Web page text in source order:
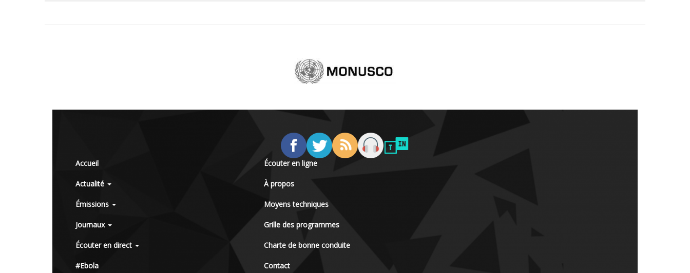
Accueil
Actualité
Émissions
Journaux
Écouter en direct
#Ebola
Écouter en ligne
À propos
Moyens techniques
Grille des programmes
Charte de bonne conduite
Contact